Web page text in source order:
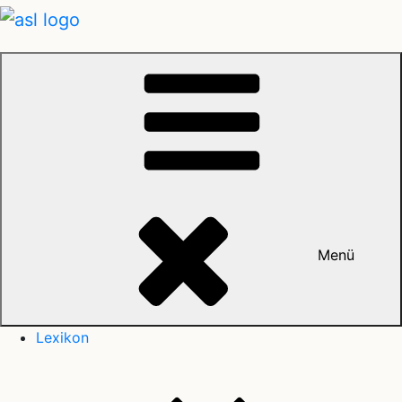
Menü
Lexikon